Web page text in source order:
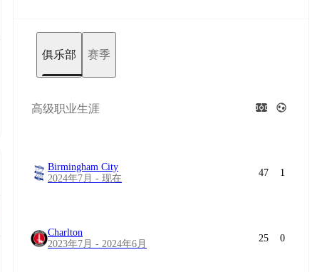
俱乐部 赛季
高级职业生涯
Birmingham City
2024年7月 - 现在
47 1
Charlton
2023年7月 - 2024年6月
25 0